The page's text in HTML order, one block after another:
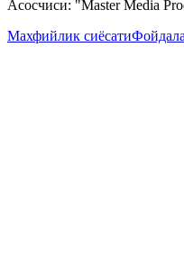
Асосчиси: "Master Media
Махфийлик сиёсати